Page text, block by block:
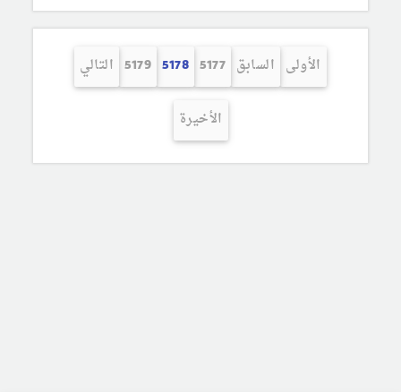
الأولى السابق 5177
5178
5179 التالي
الأخيرة